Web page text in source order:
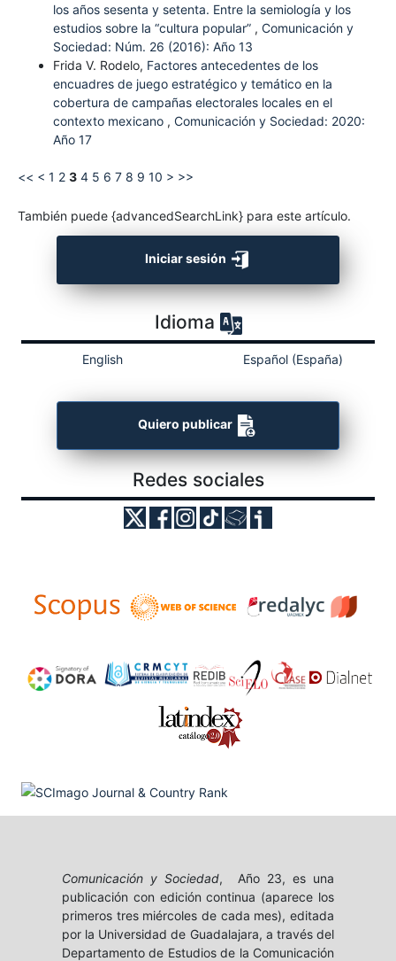
los años sesenta y setenta. Entre la semiología y los
estudios sobre la “cultura popular” , Comunicación y
Sociedad: Núm. 26 (2016): Año 13
Frida V. Rodelo, Factores antecedentes de los
encuadres de juego estratégico y temático en la
cobertura de campañas electorales locales en el
contexto mexicano , Comunicación y Sociedad: 2020:
Año 17
<< < 1 2 3 4 5 6 7 8 9 10 > >>
También puede {advancedSearchLink} para este artículo.
Iniciar sesión
Idioma
English Español (España)
Quiero publicar
Redes sociales
Comunicación y Sociedad, Año 23, es una
publicación con edición continua (aparece los
primeros tres miércoles de cada mes), editada
por la Universidad de Guadalajara, a través del
Departamento de Estudios de la Comunicación